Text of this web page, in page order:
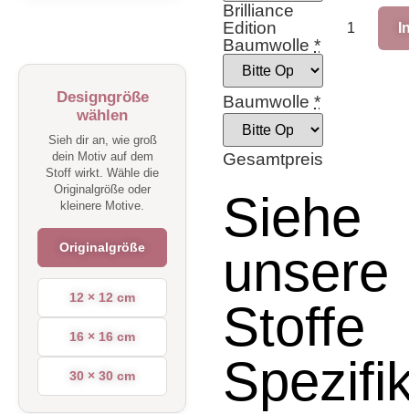
Designgröße
wählen
Sieh dir an, wie groß
dein Motiv auf dem
Stoff wirkt. Wähle die
Originalgröße oder
kleinere Motive.
Originalgröße
12 × 12 cm
16 × 16 cm
30 × 30 cm
Brilliance
Edition
Baumwolle *
Baumwolle *
Gesamtpreis
Siehe
unsere
Stoffe